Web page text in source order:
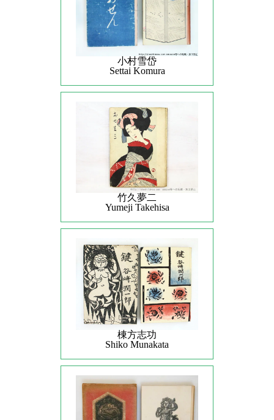
小村雪岱
Settai Komura
竹久夢二
Yumeji Takehisa
棟方志功
Shiko Munakata